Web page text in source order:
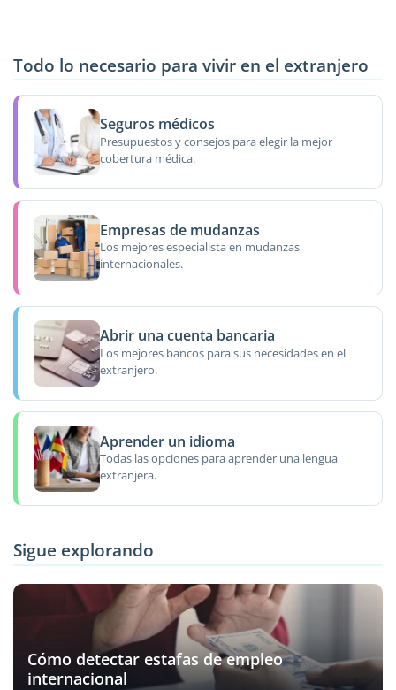
Todo lo necesario para vivir en el extranjero
Seguros médicos
Presupuestos y consejos para elegir la mejor
cobertura médica.
Empresas de mudanzas
Los mejores especialista en mudanzas
internacionales.
Abrir una cuenta bancaria
Los mejores bancos para sus necesidades en el
extranjero.
Aprender un idioma
Todas las opciones para aprender una lengua
extranjera.
Sigue explorando
Cómo detectar estafas de empleo
internacional